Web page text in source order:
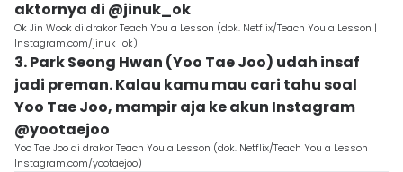
aktornya di @jinuk_ok
Ok Jin Wook di drakor Teach You a Lesson (dok. Netflix/Teach You a Lesson |
Instagram.com/jinuk_ok)
3. Park Seong Hwan (Yoo Tae Joo) udah insaf
jadi preman. Kalau kamu mau cari tahu soal
Yoo Tae Joo, mampir aja ke akun Instagram
@yootaejoo
Yoo Tae Joo di drakor Teach You a Lesson (dok. Netflix/Teach You a Lesson |
Instagram.com/yootaejoo)